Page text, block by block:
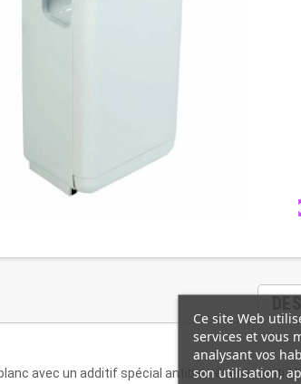
avec un additif spécial antibactérien et anti-
Ce site Web
services et vous
analysant vos
son utilisation,